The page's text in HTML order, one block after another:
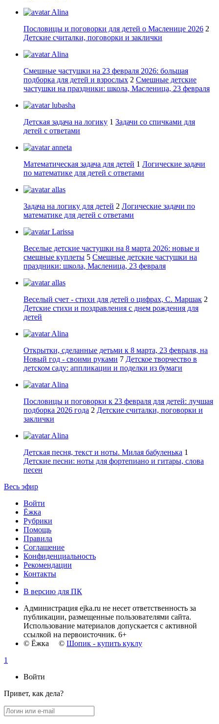
Alina
Пословицы и поговорки для детей о Масленице 2026 2
Детские считалки, поговорки и заклички
Alina
Смешные частушки на 23 февраля 2026: большая
подборка для детей и взрослых 2 Смешные детские
частушки на праздники: школа, Масленица, 23 февраля
lubasha
Детская задача на логику 1 Задачи со спичками для
детей с ответами
anneta
Математическая задача для детей 1 Логические задачи
по математике для детей с ответами
allas
Задача на логику для детей 2 Логические задачи по
математике для детей с ответами
Larissa
Веселые детские частушки на 8 марта 2026: новые и
смешные куплеты 5 Смешные детские частушки на
праздники: школа, Масленица, 23 февраля
allas
Веселый счет - стихи для детей о цифрах, С. Маршак 2
Детские стихи и поздравления с днем рождения для
детей
Alina
Открытки, сделанные детьми к 8 марта, 23 февраля, на
Новый год - своими руками 7 Детское творчество в
детском саду: аппликации и поделки из бумаги
Alina
Пословицы и поговорки к 23 февраля для детей: лучшая
подборка 2026 года 2 Детские считалки, поговорки и
заклички
Alina
Детская песня, текст и ноты. Милая бабуленька 1
Детские песни: ноты для фортепиано и гитары, слова
песен
Весь эфир
Войти
Ёжка
Рубрики
Помощь
Правила
Соглашение
Конфиденциальность
Рекомендации
Контакты
В версию для ПК
Администрация ejka.ru не несет ответственность за
публикации, размещенные пользователями сайта.
Использование материалов допускается с активной
ссылкой на первоисточник. 6+
© Ёжка © Шопик - купить куклу
1
Войти
Привет, как дела?